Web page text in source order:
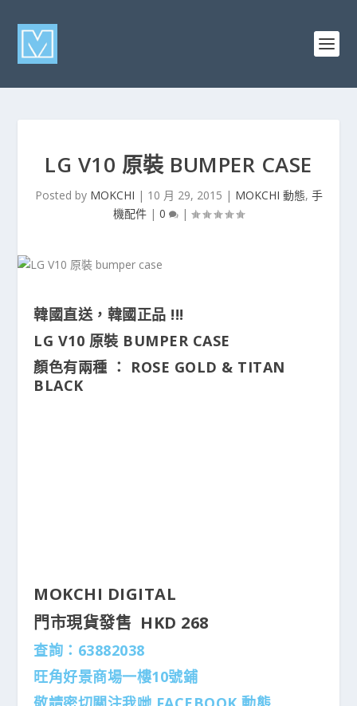
LG V10 原裝 BUMPER CASE
Posted by MOKCHI | 10 月 29, 2015 | MOKCHI 動態, 手
機配件 | 0 |
韓國直送，韓國正品 !!!
LG V10 原裝 BUMPER CASE
顏色有兩種 ： ROSE GOLD & TITAN
BLACK
MOKCHI DIGITAL
門市現貨發售 HKD 268
查詢：63882038
旺角好景商場一樓10號鋪